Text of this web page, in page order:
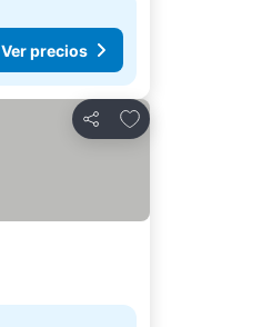
Ver precios
Compartir
Agregar a favoritos